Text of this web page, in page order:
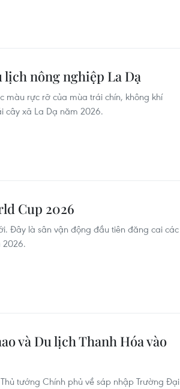
nông nghiệp La Dạ
màu rực rỡ của mùa trái chín, không khí
cây xã La Dạ năm 2026.
Cup 2026
Đây là sân vận động đầu tiên đăng cai các
2026.
và Du lịch Thanh Hóa vào
tướng Chính phủ về sáp nhập Trường Đại